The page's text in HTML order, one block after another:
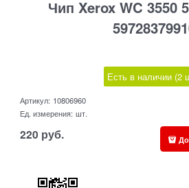
Чип Xerox WC 3550
Есть в наличии (2
Артикул: 10806960
Ед. измерения: шт.
220 руб.